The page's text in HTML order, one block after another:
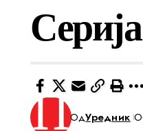
ОдУредник